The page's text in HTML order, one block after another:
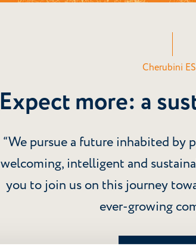
Cherubini
Expect more: a
“We pursue a future inhabited by
welcoming, intelligent and
you to join us on this journey
ever-growing